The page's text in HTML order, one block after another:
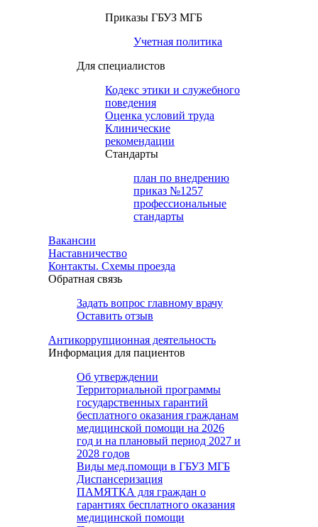
Приказы ГБУЗ МГБ
Учетная политика
Для специалистов
Кодекс этики и служебного
поведения
Оценка условий труда
Клинические
рекомендации
Cтандарты
план по внедрению
приказ №1257
профессиональные
стандарты
Вакансии
Наставничество
Контакты. Схемы проезда
Обратная связь
Задать вопрос главному врачу
Оставить отзыв
Антикоррупционная деятельность
Информация для пациентов
Об утверждении
Территориальной программы
государственных гарантий
бесплатного оказания гражданам
медицинской помощи на 2026
год и на плановый период 2027 и
2028 годов
Виды мед.помощи в ГБУЗ МГБ
Диспансеризация
ПАМЯТКА для граждан о
гарантиях бесплатного оказания
медицинской помощи